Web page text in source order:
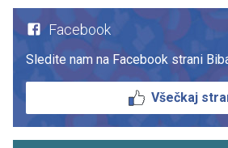
Facebook
Sledite nam na Facebook strani
Všečkaj